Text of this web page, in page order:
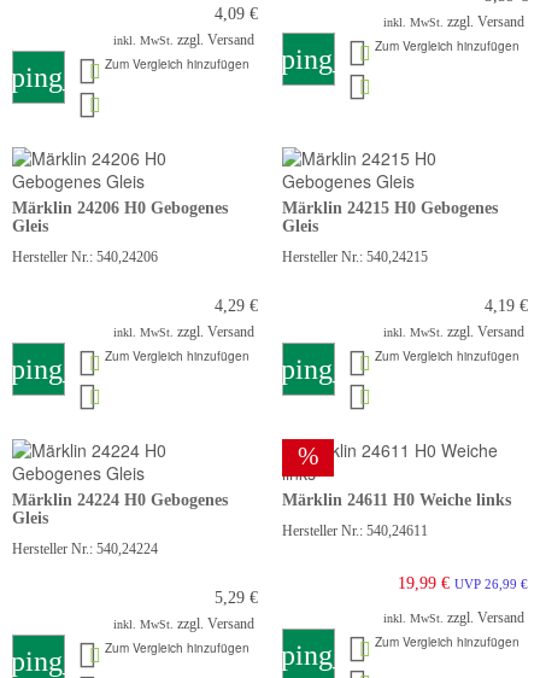
4,09 €
inkl. MwSt. zzgl. Versand
Zum Vergleich hinzufügen
inkl. MwSt. zzgl. Versand
shopping_cartZum Vergleich hinzufügen
Märklin 24206 H0 Gebogenes
Gleis
Hersteller Nr.: 540,24206
4,29 €
inkl. MwSt. zzgl. Versand
Zum Vergleich hinzufügen
Märklin 24215 H0 Gebogenes
Gleis
Hersteller Nr.: 540,24215
4,19 €
inkl. MwSt. zzgl. Versand
shopping_cartZum Vergleich hinzufügen
Märklin 24224 H0 Gebogenes
Gleis
Hersteller Nr.: 540,24224
5,29 €
inkl. MwSt. zzgl. Versand
Zum Vergleich hinzufügen
%
Märklin 24611 H0 Weiche links
Hersteller Nr.: 540,24611
19,99 € UVP 26,99 €
inkl. MwSt. zzgl. Versand
shopping_cartZum Vergleich hinzufügen